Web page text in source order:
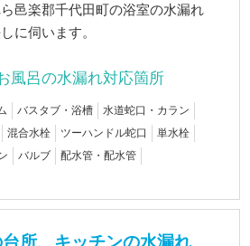
邑楽郡千代田町の浴室の水漏れ
に伺います。
風呂の水漏れ対応箇所
バスタブ・浴槽
水道蛇口・カラン
混合水栓 ツーハンドル蛇口
単水栓
バルブ
配水管・配水管
所、キッチンの水漏れ